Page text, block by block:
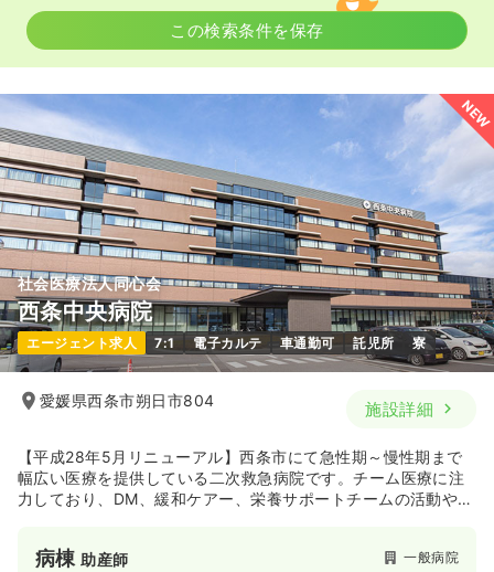
この検索条件を保存
NEW
社会医療法人同心会
西条中央病院
エージェント求人 7:1 電子カルテ 車通勤可 託児所 寮
愛媛県西条市朔日市804 施設詳細
【平成28年5月リニューアル】西条市にて急性期～慢性期まで
幅広い医療を提供している二次救急病院です。チーム医療に注
力しており、DM、緩和ケアー、栄養サポートチームの活動や、
土が根付いています。
病棟 助産師 一般病院